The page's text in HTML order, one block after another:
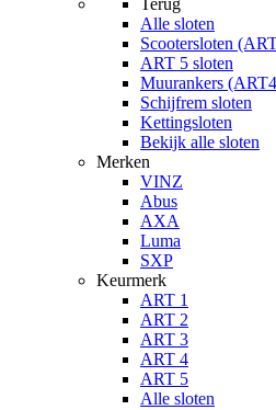
Terug
Alle sloten
Scootersloten
ART 5 sloten
Muurankers
Schijfrem sloten
Kettingsloten
Bekijk alle sloten
Merken
VINZ
Abus
AXA
Luma
SXP
Keurmerk
ART 1
ART 2
ART 3
ART 4
ART 5
Alle sloten